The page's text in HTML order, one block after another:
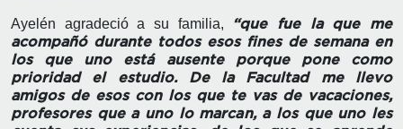
Ayelén agradeció a su familia,
“que fue la que me
acompañó durante todos esos fines de semana en
los que uno está ausente porque pone como
prioridad el estudio. De la Facultad me llevo
amigos de esos con los que te vas de vacaciones,
profesores que a uno lo marcan, a los que uno les